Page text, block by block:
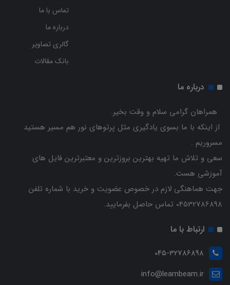
تماس با ما
درباره ما
گالری تصاویر
بانک مقالات
درباره ما
همراهان گرامی سلام و وقت بخیر.
از اینکه با ما بسوی یادگیری مثل پرتوهای نور هم مسیر هستید
مسروریم .
سعی و تلاش ما تهیه بهترین بروزترین و معتبرترین فایل های
آموزشی هست.
جهت هماهنگی لازم در خصوص عضویت و خرید با شماره تلفن
04532786898 تماس حاصل بفرمایید.
ارتباط با ما
045-32786898
info@learnbeam.ir